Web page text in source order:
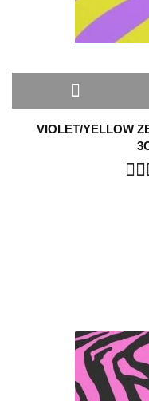
VIOLET/YELLOW